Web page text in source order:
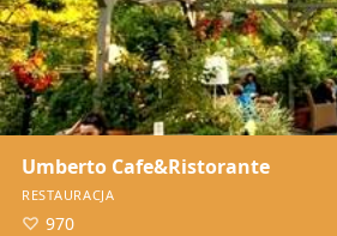
Umberto Cafe&Ristorante
RESTAURACJA
970